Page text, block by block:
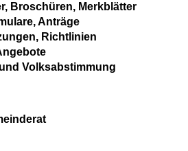
Broschüren, Merkblätter
Anträge
Richtlinien
Volksabstimmung